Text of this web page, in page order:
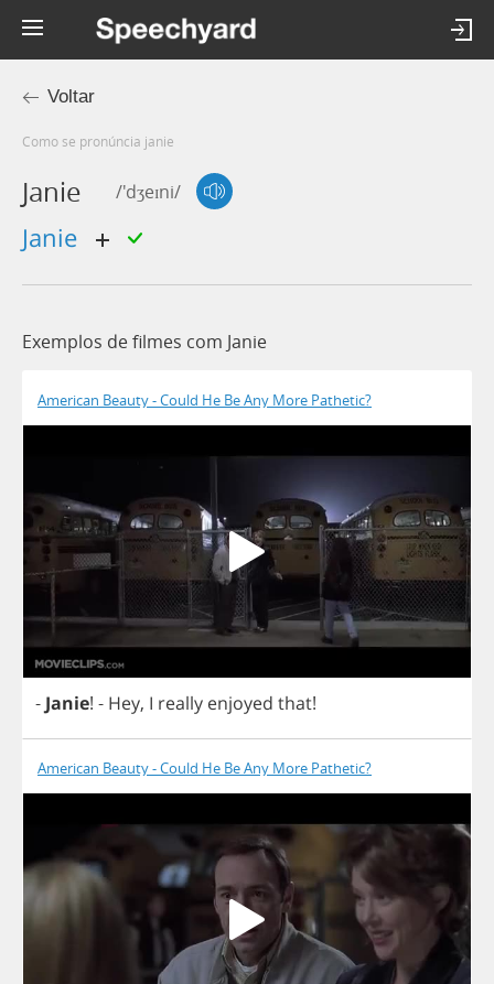
Voltar
Como se pronúncia janie
Janie /'dʒeɪni/
janie
Exemplos de filmes com Janie
American Beauty - Could He Be Any More Pathetic?
- Janie! - Hey, I really enjoyed that!
American Beauty - Could He Be Any More Pathetic?